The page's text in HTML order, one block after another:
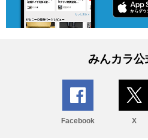
みんカラ公
Facebook X